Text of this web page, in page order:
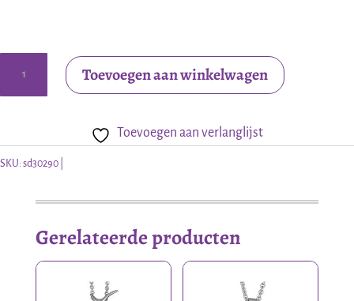
chalcedoon
aantal
Toevoegen aan winkelwagen
Toevoegen aan verlanglijst
SKU: sd30290
Gerelateerde producten